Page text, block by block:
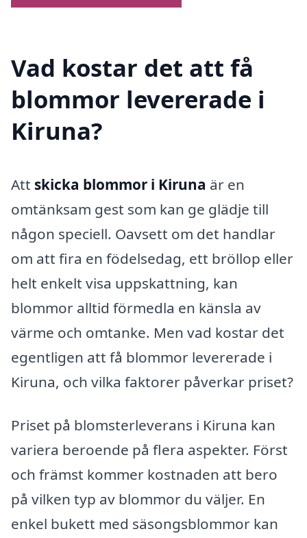
Vad kostar det att få
blommor levererade i
Kiruna?
Att skicka blommor i Kiruna är en
omtänksam gest som kan ge glädje till
någon speciell. Oavsett om det handlar
om att fira en födelsedag, ett bröllop eller
helt enkelt visa uppskattning, kan
blommor alltid förmedla en känsla av
värme och omtanke. Men vad kostar det
egentligen att få blommor levererade i
Kiruna, och vilka faktorer påverkar priset?
Priset på blomsterleverans i Kiruna kan
variera beroende på flera aspekter. Först
och främst kommer kostnaden att bero
på vilken typ av blommor du väljer. En
enkel bukett med säsongsblommor kan